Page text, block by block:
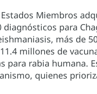
Miembros
para
más de
millones de
para rabia humana.
quienes